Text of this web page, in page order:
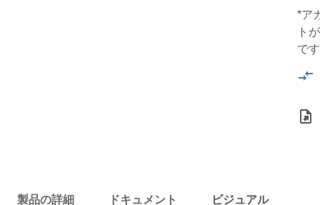
*ア
ト
です
製品の詳細 ドキュメント ビジュアル